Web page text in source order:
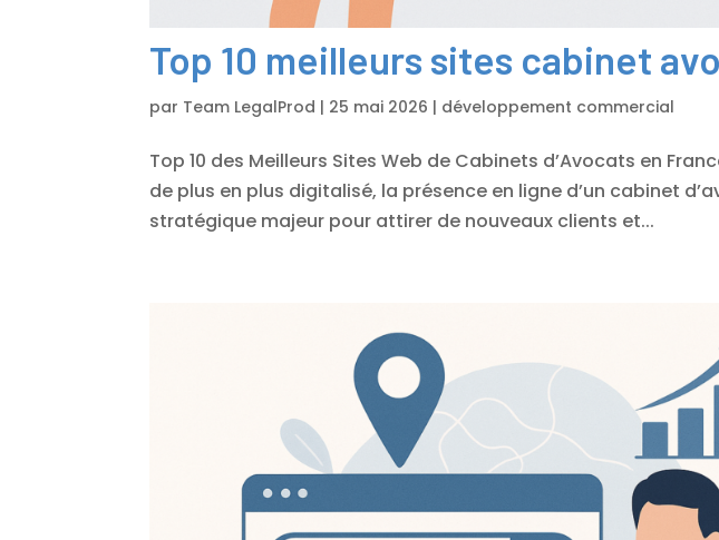
Top 10 meilleurs sites cabinet
par Team LegalProd | 25 mai 2026 | développement commercial
Top 10 des Meilleurs Sites Web de Cabinets d’Avocats en
de plus en plus digitalisé, la présence en ligne d’un cabinet
stratégique majeur pour attirer de nouveaux clients et...